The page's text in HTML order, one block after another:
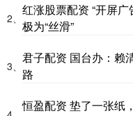
2、
红涨股票配资 “开屏
极为“丝滑”
3、
君子配资 国台办：赖
路
恒盈配资 垫了一张纸